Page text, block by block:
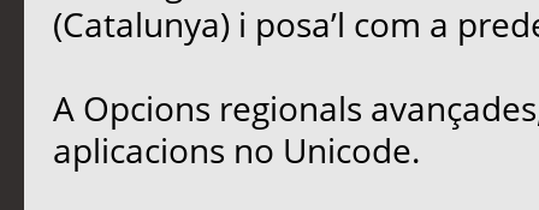
(Catalunya) i posa’l com a
A Opcions regionals
aplicacions no Unicode.